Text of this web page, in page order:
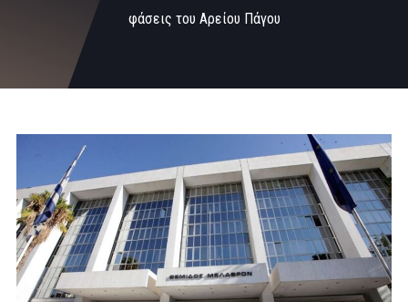
φάσεις του Αρείου Πάγου